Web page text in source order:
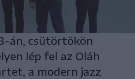
án, csütörtökön
lép fel az Oláh
a modern jazz